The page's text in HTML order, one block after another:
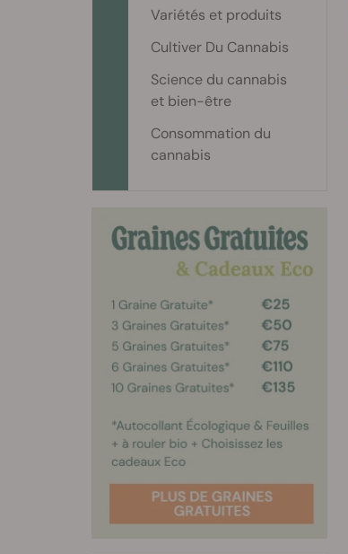
Variétés et produits
Cultiver Du Cannabis
Science du cannabis
et bien-être
Consommation du
cannabis